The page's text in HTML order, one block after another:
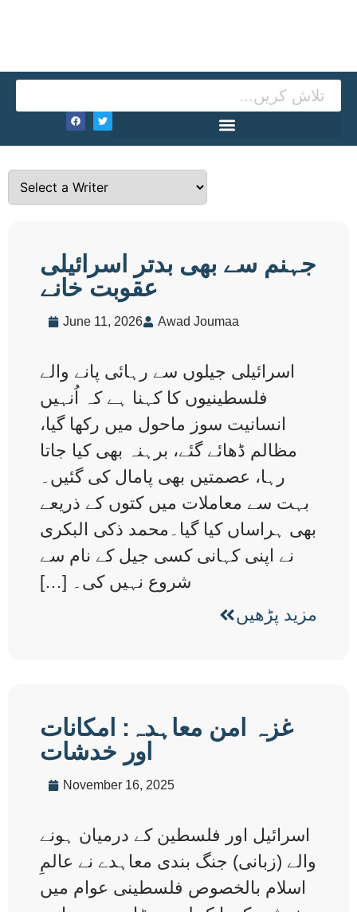
جہنم سے بھی بدتر اسرائیلی
عقوبت خانے
June 11, 2026 Awad Joumaa
اسرائیلی جیلوں سے رہائی پانے والے
فلسطینیوں کا کہنا ہے کہ اُنہیں
انسانیت سوز ماحول میں رکھا گیا،
مظالم ڈھائے گئے، برہنہ بھی کیا جاتا
رہا، عصمتیں بھی پامال کی گئیں۔
بہت سے معاملات میں کتوں کے ذریعے
بھی ہراساں کیا گیا۔محمد ذکی البکری
نے اپنی کہانی کسی جیل کے نام سے
شروع نہیں کی۔ […]
مزید پڑھیں
غزہ امن معاہدہ: امکانات
اور خدشات
November 16, 2025
اسرائیل اور فلسطین کے درمیان ہونے
والے (زبانی) جنگ بندی معاہدے نے عالمِ
اسلام بالخصوص فلسطینی عوام میں